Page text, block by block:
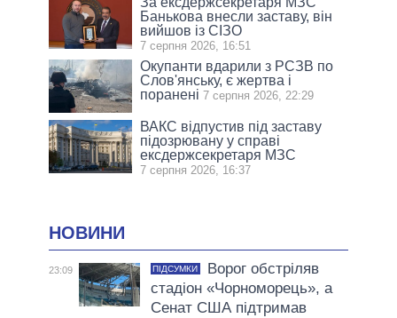
Банькова внесли заставу, він
вийшов із СІЗО
7 серпня 2026, 16:51
Окупанти вдарили з РСЗВ по
Слов'янську, є жертва і
поранені 7 серпня 2026, 22:29
ВАКС відпустив під заставу
підозрювану у справі
ексдержсекретаря МЗС
7 серпня 2026, 16:37
НОВИНИ
23:09 ПІДСУМКИ
Ворог обстріляв
стадіон «Чорноморець», а
Сенат США підтримав